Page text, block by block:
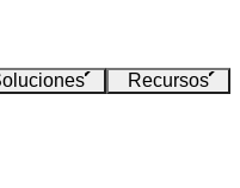
Recursos